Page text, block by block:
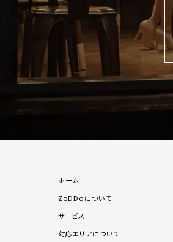
ホーム
ZoDDoについて
サービス
対応エリアについて